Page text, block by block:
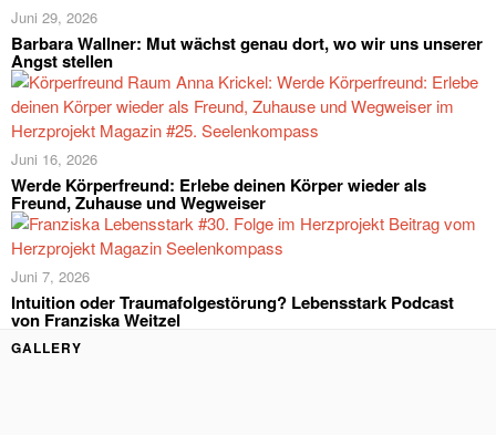
Juni 29, 2026
Barbara Wallner: Mut wächst genau dort, wo wir uns unserer
Angst stellen
Juni 16, 2026
Werde Körperfreund: Erlebe deinen Körper wieder als
Freund, Zuhause und Wegweiser
Juni 7, 2026
Intuition oder Traumafolgestörung? Lebensstark Podcast
von Franziska Weitzel
GALLERY